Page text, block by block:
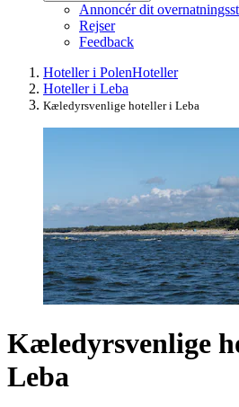
Annoncér dit
Rejser
Feedback
Hoteller i PolenHoteller
Hoteller i Leba
Kæledyrsvenlige hoteller i Leba
Kæledyrsvenlige
Leba